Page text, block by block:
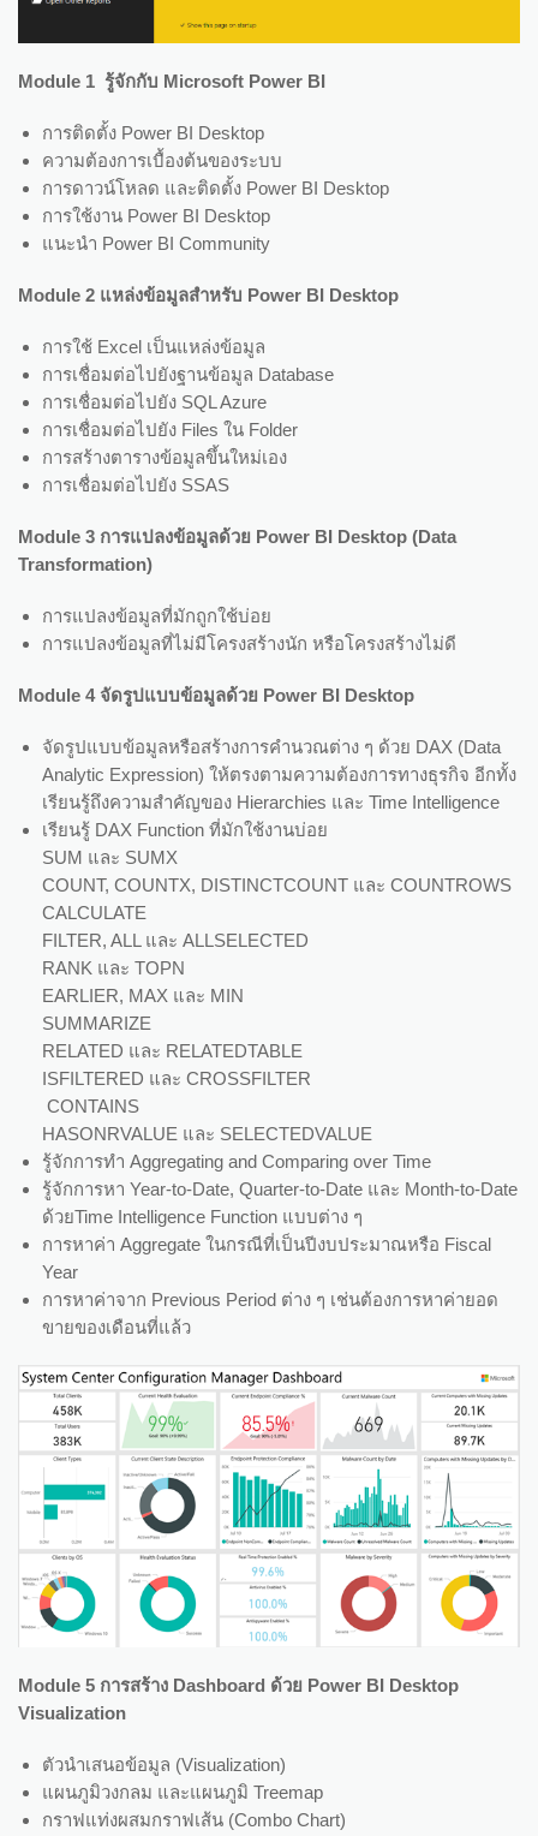
Module 1 รู้จักกับ Microsoft Power BI
การติดตั้ง Power BI Desktop
ความต้องการเบื้องต้นของระบบ
การดาวน์โหลด และติดตั้ง Power BI Desktop
การใช้งาน Power BI Desktop
แนะนำ Power BI Community
Module 2 แหล่งข้อมูลสำหรับ Power BI Desktop
การใช้ Excel เป็นแหล่งข้อมูล
การเชื่อมต่อไปยังฐานข้อมูล Database
การเชื่อมต่อไปยัง SQL Azure
การเชื่อมต่อไปยัง Files ใน Folder
การสร้างตารางข้อมูลขึ้นใหม่เอง
การเชื่อมต่อไปยัง SSAS
Module 3 การแปลงข้อมูลด้วย Power BI Desktop (Data
Transformation)
การแปลงข้อมูลที่มักถูกใช้บ่อย
การแปลงข้อมูลที่ไม่มีโครงสร้างนัก หรือโครงสร้างไม่ดี
Module 4 จัดรูปแบบข้อมูลด้วย Power BI Desktop
จัดรูปแบบข้อมูลหรือสร้างการคำนวณต่าง ๆ ด้วย DAX (Data
Analytic Expression) ให้ตรงตามความต้องการทางธุรกิจ อีกทั้ง
เรียนรู้ถึงความสำคัญของ Hierarchies และ Time Intelligence
เรียนรู้ DAX Function ที่มักใช้งานบ่อย
SUM และ SUMX
COUNT, COUNTX, DISTINCTCOUNT และ COUNTROWS
CALCULATE
FILTER, ALL และ ALLSELECTED
RANK และ TOPN
EARLIER, MAX และ MIN
SUMMARIZE
RELATED และ RELATEDTABLE
ISFILTERED และ CROSSFILTER
CONTAINS
HASONRVALUE และ SELECTEDVALUE
รู้จักการทำ Aggregating and Comparing over Time
รู้จักการหา Year-to-Date, Quarter-to-Date และ Month-to-Date
ด้วยTime Intelligence Function แบบต่าง ๆ
การหาค่า Aggregate ในกรณีที่เป็นปีงบประมาณหรือ Fiscal
Year
การหาค่าจาก Previous Period ต่าง ๆ เช่นต้องการหาค่ายอด
ขายของเดือนที่แล้ว
Module 5 การสร้าง Dashboard ด้วย Power BI Desktop
Visualization
ตัวนำเสนอข้อมูล (Visualization)
แผนภูมิวงกลม และแผนภูมิ Treemap
กราฟแท่งผสมกราฟเส้น (Combo Chart)